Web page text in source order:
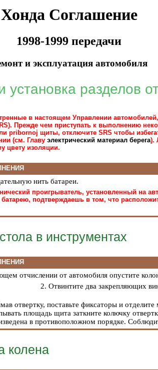
Хонда Соглашение
1998-1999 передачи
и эксплуатация автомобиля
установка разделов
в настоящем Управлении
Прежде чем приступать к выполнению
pribornoj щиты, отключите SRS чтобы
(см. Главу электрический материал берега).
цвету изоляции.
нить батареи.
проигрыватель, установленный на
подтверждаешь в том, что
в инструментах
отчислении от автомобиля опустите
2. Отвинтите два закрепляющих
отвертку, поставьте фиксаторы и
площадь щита заткните колючку
в противоположном порядке.
колена